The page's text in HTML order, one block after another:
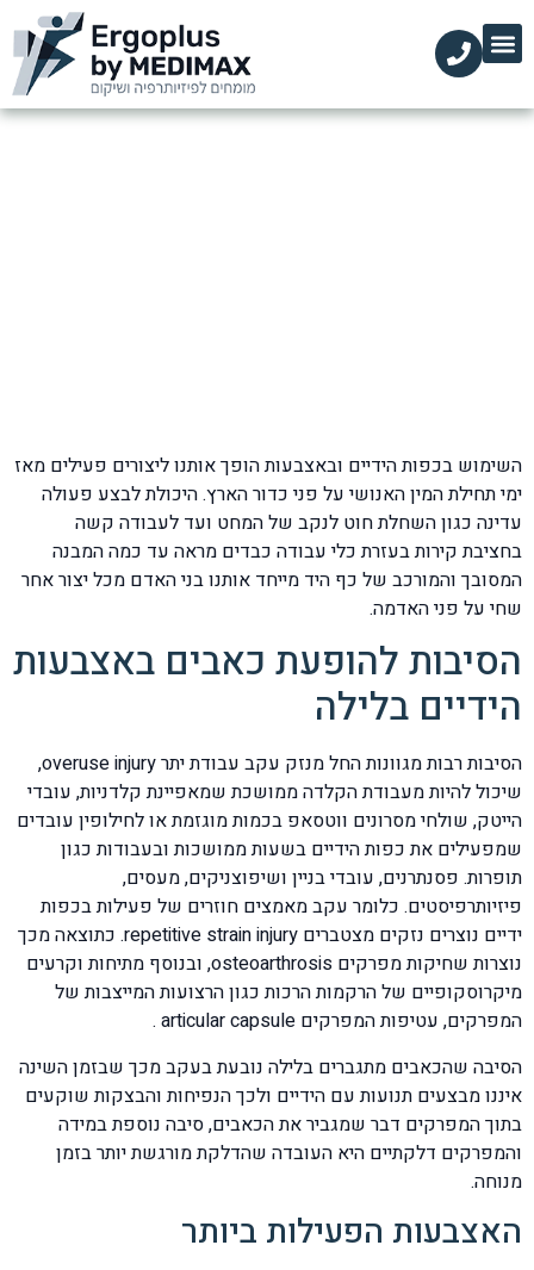
השימוש בכפות הידיים ובאצבעות הופך אותנו ליצורים פעילים מאז
ימי תחילת המין האנושי על פני כדור הארץ. היכולת לבצע פעולה
עדינה כגון השחלת חוט לנקב של המחט ועד לעבודה קשה
בחציבת קירות בעזרת כלי עבודה כבדים מראה עד כמה המבנה
המסובך והמורכב של כף היד מייחד אותנו בני האדם מכל יצור אחר
שחי על פני האדמה.
הסיבות להופעת כאבים באצבעות
הידיים בלילה
הסיבות רבות מגוונות החל מנזק עקב עבודת יתר overuse injury,
שיכול להיות מעבודת הקלדה ממושכת שמאפיינת קלדניות, עובדי
הייטק, שולחי מסרונים ווטסאפ בכמות מוגזמת או לחילופין עובדים
שמפעילים את כפות הידיים בשעות ממושכות ובעבודות כגון
תופרות. פסנתרנים, עובדי בניין ושיפוצניקים, מעסים,
פיזיותרפיסטים. כלומר עקב מאמצים חוזרים של פעילות בכפות
ידיים נוצרים נזקים מצטברים repetitive strain injury. כתוצאה מכך
נוצרות שחיקות מפרקים osteoarthrosis, ובנוסף מתיחות וקרעים
מיקרוסקופיים של הרקמות הרכות כגון הרצועות המייצבות של
המפרקים, עטיפות המפרקים articular capsule .
הסיבה שהכאבים מתגברים בלילה נובעת בעקב מכך שבזמן השינה
איננו מבצעים תנועות עם הידיים ולכך הנפיחות והבצקות שוקעים
בתוך המפרקים דבר שמגביר את הכאבים, סיבה נוספת במידה
והמפרקים דלקתיים היא העובדה שהדלקת מורגשת יותר בזמן
מנוחה.
האצבעות הפעילות ביותר